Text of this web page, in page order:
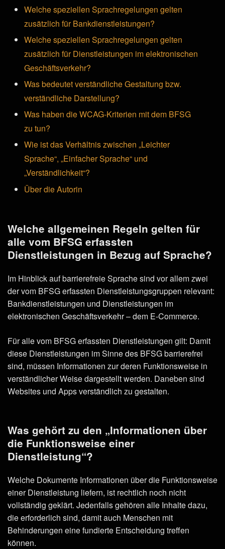
Welche speziellen Sprachregelungen gelten
zusätzlich für Bankdienstleistungen?
Welche speziellen Sprachregelungen gelten
zusätzlich für Dienstleistungen im elektronischen
Geschäftsverkehr?
Was bedeutet verständliche Gestaltung bzw.
verständliche Darstellung?
Was haben die WCAG-Kriterien mit dem BFSG
zu tun?
Wie ist das Verhältnis zwischen „Leichter
Sprache“, „Einfacher Sprache“ und
„Verständlichkeit“?
Über die Autorin
Welche allgemeinen Regeln gelten für
alle vom BFSG erfassten
Dienstleistungen in Bezug auf Sprache?
Im Hinblick auf barrierefreie Sprache sind vor allem zwei
der vom BFSG erfassten Dienstleistungsgruppen relevant:
Bankdienstleistungen und Dienstleistungen im
elektronischen Geschäftsverkehr – dem E-Commerce.
Für alle vom BFSG erfassten Dienstleistungen gilt: Damit
diese Dienstleistungen im Sinne des BFSG barrierefrei
sind, müssen Informationen zur deren Funktionsweise in
verständlicher Weise dargestellt werden. Daneben sind
Websites und Apps verständlich zu gestalten.
Was gehört zu den „Informationen über
die Funktionsweise einer
Dienstleistung“?
Welche Dokumente Informationen über die Funktionsweise
einer Dienstleistung liefern, ist rechtlich noch nicht
vollständig geklärt. Jedenfalls gehören alle Inhalte dazu,
die erforderlich sind, damit auch Menschen mit
Behinderungen eine fundierte Entscheidung treffen
können.